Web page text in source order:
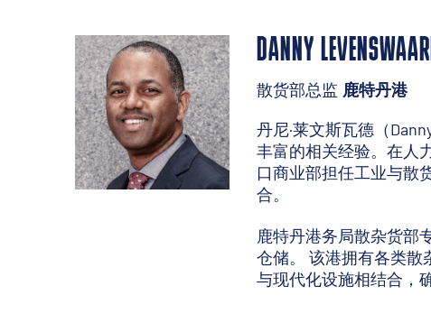
DANNY
散货部总监 鹿特丹港
丹尼·莱文斯瓦德（
丰富的相关经验。在人
口商业部担任工业与散
合。
鹿特丹港务局散杂货部
仓储。 该港拥有各类散
与现代化设施相结合，